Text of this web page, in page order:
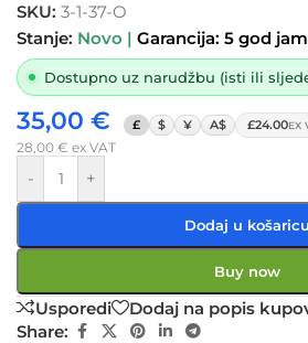
SKU: 3-1-37-O
Stanje: Novo | Garancija: 5 god
Dostupno uz narudžbu (isti ili
35,00 € £ $ ¥ A$ £24.00EX
28,00 € ex VAT
- +
Dodaj u košaricu
Buy now
Usporedi
Dodaj na popis
Share: